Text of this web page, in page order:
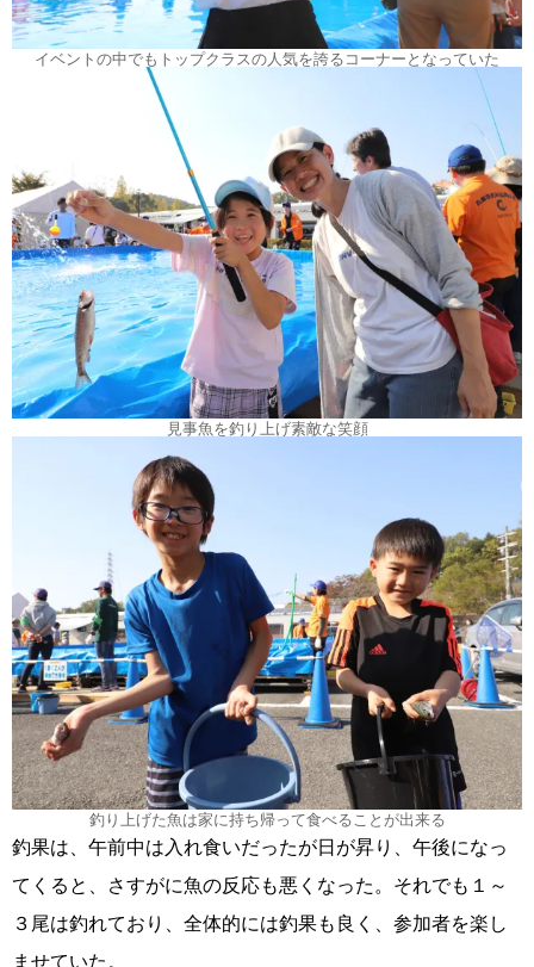
イベントの中でもトップクラスの人気を誇るコーナーとなっていた
見事魚を釣り上げ素敵な笑顔
釣り上げた魚は家に持ち帰って食べることが出来る
釣果は、午前中は入れ食いだったが日が昇り、午後になっ
てくると、さすがに魚の反応も悪くなった。それでも１～
３尾は釣れており、全体的には釣果も良く、参加者を楽し
ませていた。